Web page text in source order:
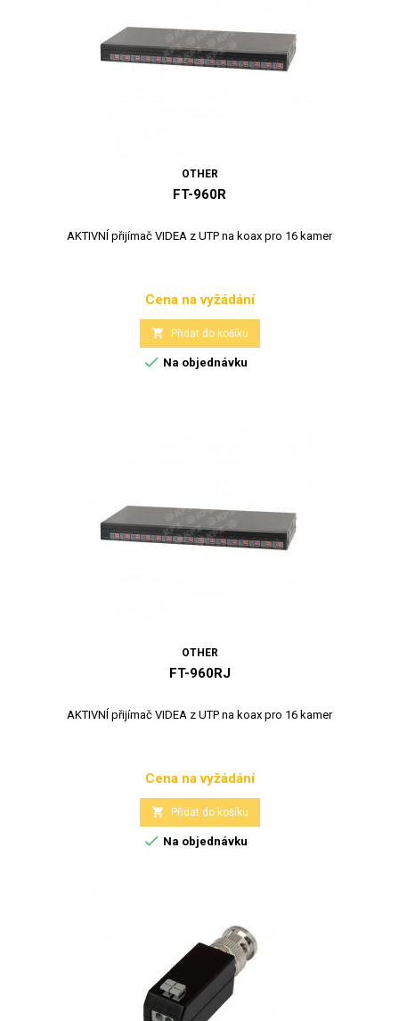
OTHER
FT-960R
AKTIVNÍ přijímač VIDEA z UTP na koax pro 16 kamer
Cena
Cena na vyžádání
 Přidat do košíku
 Na objednávku
OTHER
FT-960RJ
AKTIVNÍ přijímač VIDEA z UTP na koax pro 16 kamer
Cena
Cena na vyžádání
 Přidat do košíku
 Na objednávku